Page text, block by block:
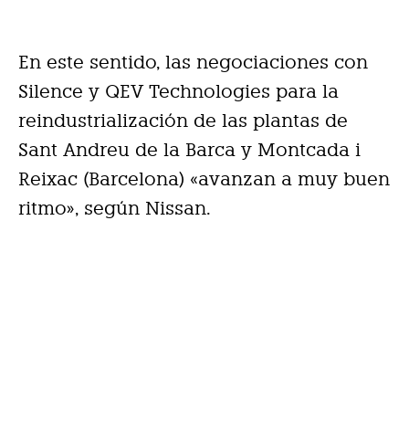
En este sentido, las negociaciones con
Silence y QEV Technologies para la
reindustrialización de las plantas de
Sant Andreu de la Barca y Montcada i
Reixac (Barcelona) «avanzan a muy buen
ritmo», según Nissan.